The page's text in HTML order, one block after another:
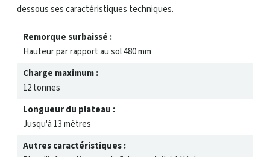
dessous ses caractéristiques techniques.
Remorque surbaissé :
Hauteur par rapport au sol 480 mm
Charge maximum :
12 tonnes
Longueur du plateau :
Jusqu'à 13 mètres
Autres caractéristiques :